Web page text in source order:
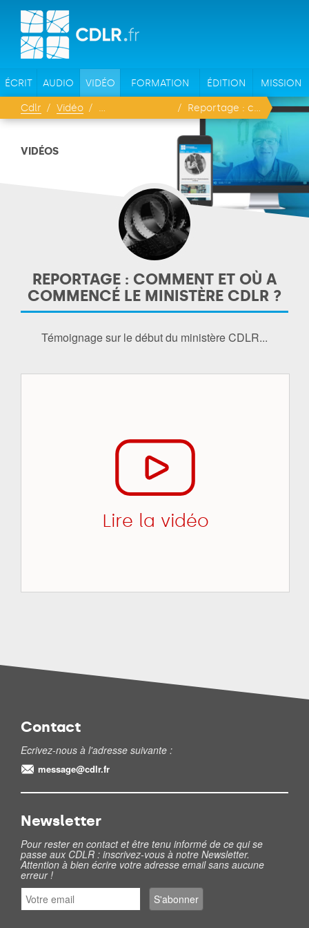
ÉCRIT AUDIO VIDÉO FORMATION ÉDITION MISSION
Cdlr Vidéo Reportage : comment et où a commencé le ministère CDLR ?
VIDÉOS
REPORTAGE : COMMENT ET OÙ A
COMMENCÉ LE MINISTÈRE CDLR ?
Témoignage sur le début du ministère CDLR...
Lire la vidéo
Contact
Ecrivez-nous à l'adresse suivante :
message@cdlr.fr
Newsletter
Pour rester en contact et être tenu informé de ce qui se
passe aux CDLR : inscrivez-vous à notre Newsletter.
Attention à bien écrire votre adresse email sans aucune
erreur !